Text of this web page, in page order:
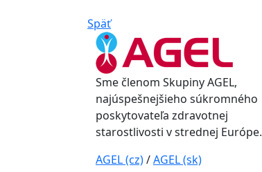
Späť
Sme členom Skupiny AGEL,
najúspešnejšieho súkromného
poskytovateľa zdravotnej
starostlivosti v strednej Európe.
AGEL (cz)/AGEL (sk)